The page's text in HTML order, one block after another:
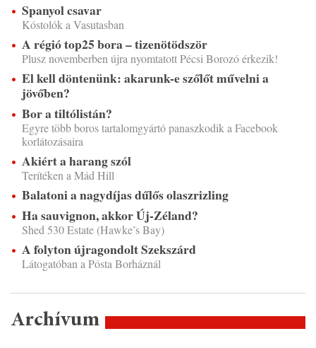
Spanyol csavar
Kóstolók a Vasutasban
A régió top25 bora – tizenötödször
Plusz novemberben újra nyomtatott Pécsi Borozó érkezik!
El kell döntenünk: akarunk-e szőlőt művelni a
jövőben?
Bor a tiltólistán?
Egyre több boros tartalomgyártó panaszkodik a Facebook
korlátozásaira
Akiért a harang szól
Terítéken a Mád Hill
Balatoni a nagydíjas dűlős olaszrizling
Ha sauvignon, akkor Új-Zéland?
Shed 530 Estate (Hawke’s Bay)
A folyton újragondolt Szekszárd
Látogatóban a Pósta Borháznál
Archívum